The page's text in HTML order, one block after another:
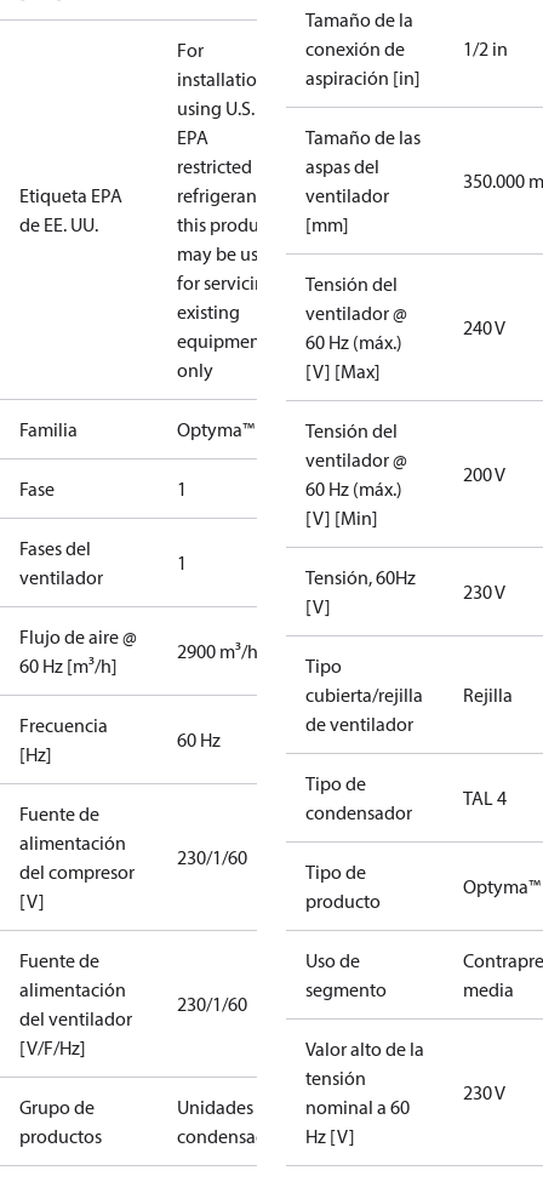
Etiqueta EPA
de EE. UU.
For
installations
using U.S.
EPA
restricted
refrigerants,
this product
may be used
for servicing
existing
equipment
only
Familia Optyma™
Fase 1
Fases del
ventilador
1
Flujo de aire @
60 Hz [m³/h]
2900 m³/h
Frecuencia
[Hz]
60 Hz
Fuente de
alimentación
del compresor
[V]
230/1/60
Fuente de
alimentación
del ventilador
[V/F/Hz]
230/1/60
Grupo de
productos
Unidades
condensadoras
Tamaño de la
conexión de
aspiración [in]
1/2 in
Tamaño de las
aspas del
ventilador
[mm]
350.000
Tensión del
ventilador @
60 Hz (máx.)
[V] [Max]
240 V
Tensión del
ventilador @
60 Hz (máx.)
[V] [Min]
200 V
Tensión, 60Hz
[V]
230 V
Tipo
cubierta/rejilla
de ventilador
Rejilla
Tipo de
condensador
TAL 4
Tipo de
producto
Optyma™
Uso de
segmento
media
Valor alto de la
tensión
nominal a 60
Hz [V]
230 V